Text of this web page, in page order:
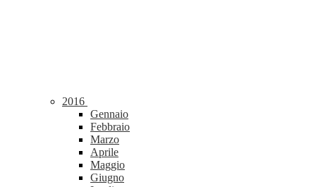
2016
Gennaio
Febbraio
Marzo
Aprile
Maggio
Giugno